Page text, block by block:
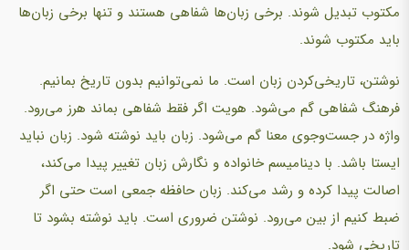
مکتوب تبدیل شوند. برخی زبان‌ها شفاهی هستند و تنها برخی زبان‌ها
باید مکتوب شوند.
نوشتن، تاریخی‌کردن زبان است. ما نمی‌توانیم بدون تاریخ بمانیم.
فرهنگ شفاهی گم می‌شود. هویت اگر فقط شفاهی بماند هرز می‌رود.
واژه در جست‌وجوی معنا گم می‌شود. زبان باید نوشته شود. زبان نباید
ایستا باشد. با دینامیسم خانواده و نگارش زبان تغییر پیدا می‌کند،
اصالت پیدا کرده و رشد می‌کند. زبان حافظه جمعی است حتی اگر
ضبط کنیم از بین می‌رود. نوشتن ضروری است. باید نوشته بشود تا
تاریخی شود.